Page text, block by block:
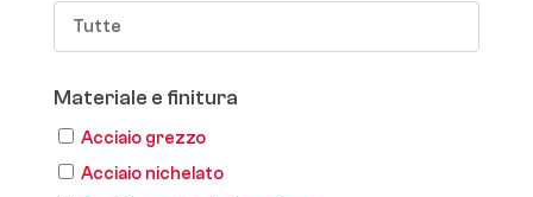
Tutte
Materiale e finitura
Acciaio grezzo
Acciaio nichelato